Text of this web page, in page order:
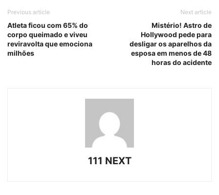
Previous article
Atleta ficou com 65% do
corpo queimado e viveu
reviravolta que emociona
milhões
Next article
Mistério! Astro de
Hollywood pede para
desligar os aparelhos da
esposa em menos de 48
horas do acidente
111 NEXT